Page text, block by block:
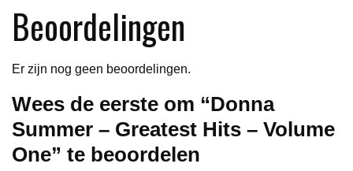
Beoordelingen
Er zijn nog geen beoordelingen.
Wees de eerste om “Donna
Summer – Greatest Hits – Volume
One” te beoordelen